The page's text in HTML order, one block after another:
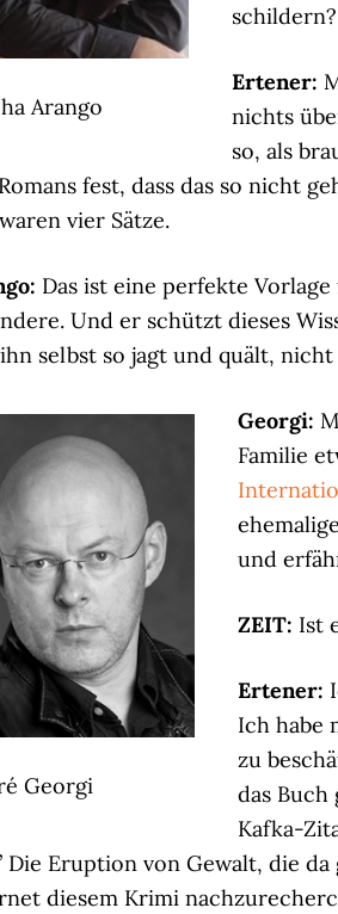
Arango
schildern?
Ertener:
nichts
so, als
fest, dass das so nicht
vier Sätze.
Das ist eine perfekte
Und er schützt dieses
selbst so jagt und quält,
Georgi
Georgi:
Familie
und
ZEIT: Ist
Ertener:
Ich habe
zu
das Buch
Kafka-
Die Eruption von Gewalt, die
diesem Krimi